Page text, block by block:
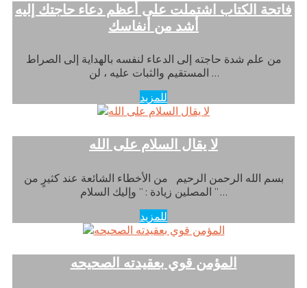
فاتحة الكتاب اشتملت على أعظم دعاء حاجتك إليه
أشد من أنفاسك
من علم شدة حاجته إلى الدعاء لنفسه بالهداية إلى الصراط
المستقيم والثبات عليه ، لن …
للمزيد
لا يقال السلام على الله
بسم الله الرحمن الرحيم من الأخطاء الشائعة عند كثيرٍ من
المصلين زيادة : ” وإليك السلام ” …
للمزيد
المؤمن قوي بعقيدته الصحيحه